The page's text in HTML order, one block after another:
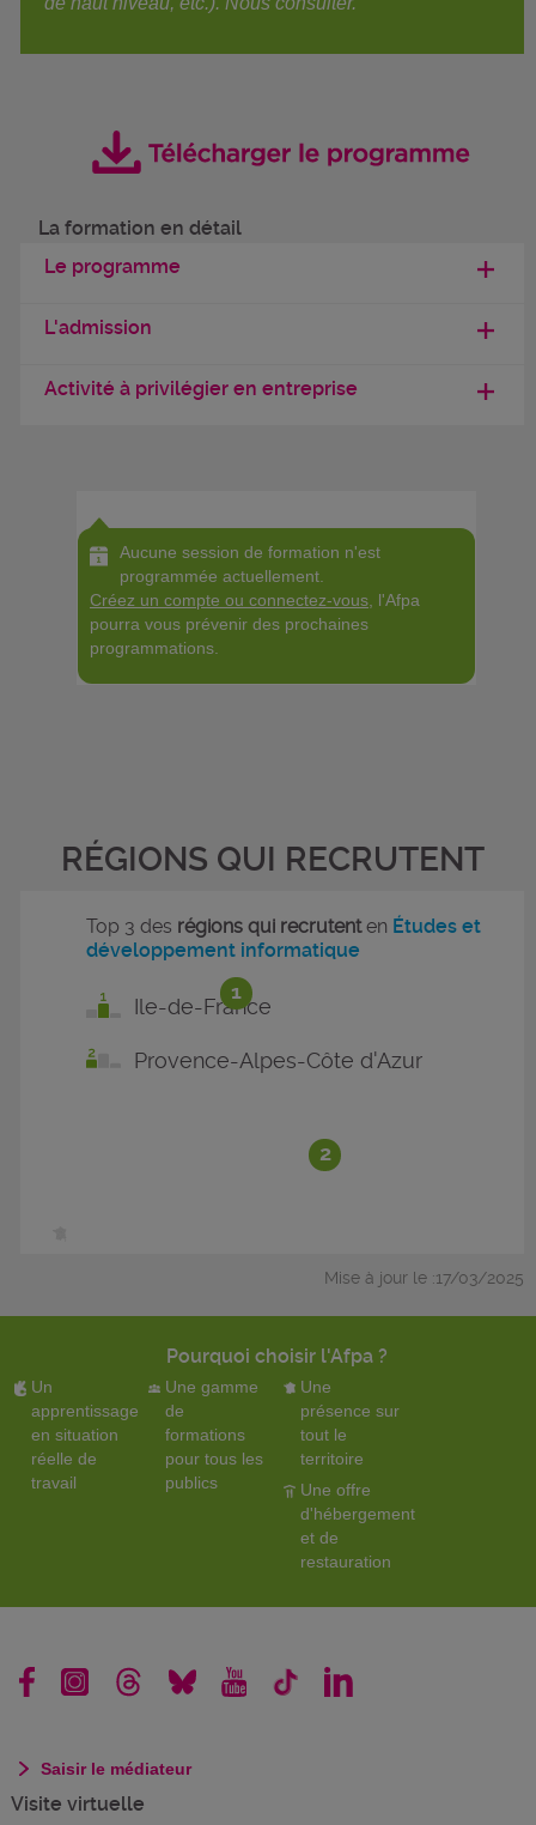
La formation en détail
Le programme
L'admission
Activité à privilégier en entreprise
Aucune session de formation n'est
programmée actuellement.
Créez un compte ou connectez-vous , l'Afpa
pourra vous prévenir des prochaines
programmations.
RÉGIONS QUI RECRUTENT
1
2
Top 3 des régions qui recrutenten Études et
développement informatique
Ile-de-France
Provence-Alpes-Côte d'Azur
Mise à jour le :17/03/2025
Pourquoi choisir l'Afpa ?
Un
apprentissage
en situation
réelle de
travail
Une gamme
de
formations
pour tous les
publics
Une
présence sur
tout le
territoire
Une offre
d'hébergement
et de
restauration
Saisir le médiateur
Visite virtuelle